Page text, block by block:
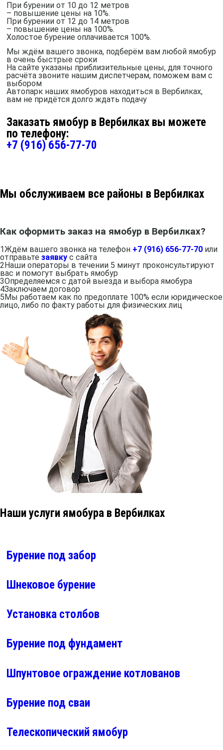
При бурении от 10 до 12 метров
– повышение цены на 10%.
При бурении от 12 до 14 метров
– повышение цены на 100%.
Холостое бурение оплачивается 100%.
Мы ждём вашего звонка, подберём вам любой ямобур
в очень быстрые сроки
На сайте указаны приблизительные цены, для точного
расчёта звоните нашим диспетчерам, поможем вам с
выбором
Автопарк наших ямобуров находиться в Вербилках,
вам не придётся долго ждать подачу
Заказать ямобур в Вербилках вы можете
по телефону:
+7 (916) 656-77-70
Мы обслуживаем все районы в Вербилках
Как оформить заказ на ямобур в Вербилках?
1Ждём вашего звонка на телефон +7 (916) 656-77-70 или
отправьте заявку с сайта
2Наши операторы в течении 5 минут проконсультируют
вас и помогут выбрать ямобур
3Определяемся с датой выезда и выбора ямобура
4Заключаем договор
5Мы работаем как по предоплате 100% если юридическое
лицо, либо по факту работы для физических лиц
Наши услуги ямобура в Вербилках
Бурение под забор
Шнековое бурение
Установка столбов
Бурение под фундамент
Шпунтовое ограждение котлованов
Бурение под сваи
Телескопический ямобур